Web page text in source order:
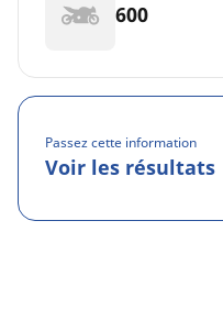
600
Passez cette information
Voir les résultats